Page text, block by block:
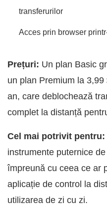
transferurilor
Acces prin browser
Prețuri: Un plan Basic
un plan Premium la
an, care deblochează
complet la distanță
Cel mai potrivit pentru:
instrumente puternice
împreună cu ceea ce ar
aplicație de control la
utilizarea de zi cu zi.